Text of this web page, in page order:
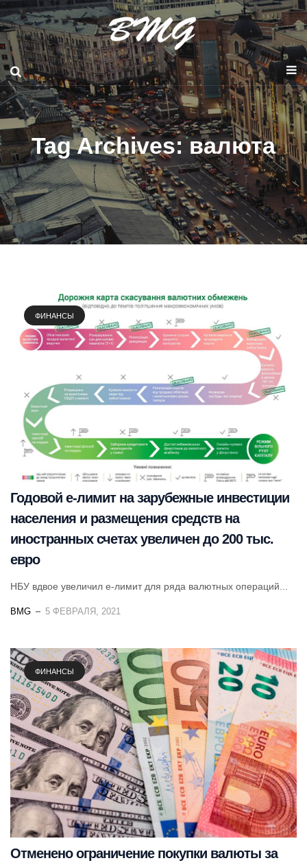
Tag Archives: валюта
ФИНАНСЫ
Годовой е-лимит на зарубежные инвестиции
населения и размещения средств на
иностранных счетах увеличен до 200 тыс.
евро
НБУ вдвое увеличил е-лимит для ряда валютных операций...
BMG 5 ФЕВРАЛЯ, 2021
ФИНАНСЫ
Отменено ограничение покупки валюты за